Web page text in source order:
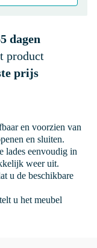
dagen
product
prijs
en voorzien van
en sluiten.
lades eenvoudig in
weer uit.
u de beschikbare
u het meubel